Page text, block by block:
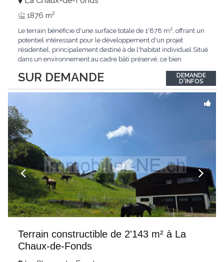
SUR DEMANDE
1876 m2
Le terrain bénéficie d'une surface totale de 1'878 m², offrant un
potentiel intéressant pour le développement d'un projet
résidentiel, principalement destiné à de l'habitat individuel.Situé
dans un environnement au cadre bâti préservé, ce bien
réaliser un projet d'habitation dans un secteur à faible
densité.Grâce à sa...
DEMANDE
D'INFOS
Terrain constructible de 2'143 m² à La
Chaux-de-Fonds